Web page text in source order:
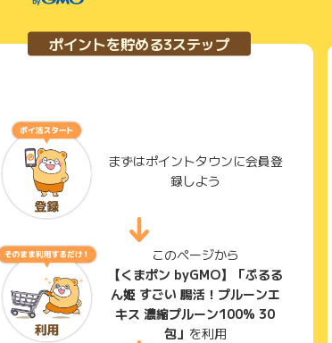
ポイントを貯める3ステップ
まずはポイントタウンに会員登
録しよう
このページから
【くまポン byGMO】「ぷるる
ん姫 すごい 腸活！プルーンエ
キス 濃縮プルーン100% 30
包」 を利用